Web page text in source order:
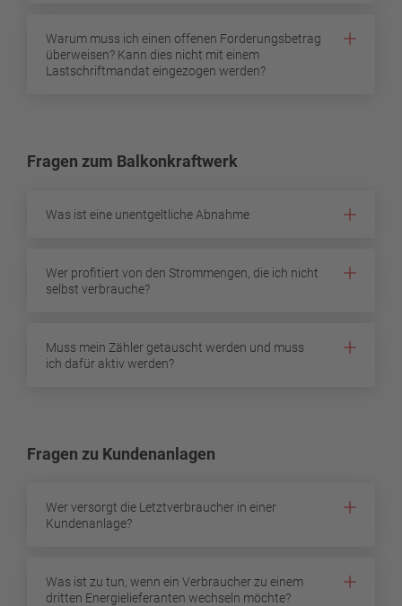
Warum muss ich einen offenen Forderungsbetrag
überweisen? Kann dies nicht mit einem
Lastschriftmandat eingezogen werden?
Fragen zum Balkonkraftwerk
Was ist eine unentgeltliche Abnahme
Wer profitiert von den Strommengen, die ich nicht
selbst verbrauche?
Muss mein Zähler getauscht werden und muss
ich dafür aktiv werden?
Fragen zu Kundenanlagen
Wer versorgt die Letztverbraucher in einer
Kundenanlage?
Was ist zu tun, wenn ein Verbraucher zu einem
dritten Energielieferanten wechseln möchte?